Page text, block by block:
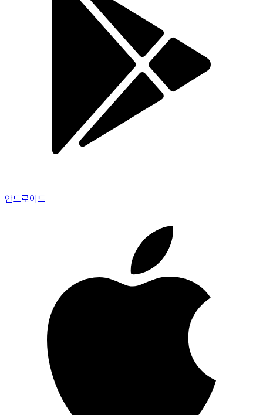
안드로이드